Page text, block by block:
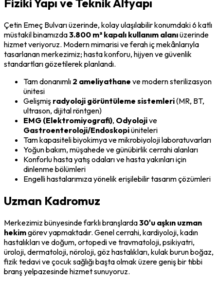
Çetin Emeç Bulvarı üzerinde, kolay ulaşılabilir konumdaki 6 katlı
müstakil binamızda3.800 m² kapalı kullanım alanıüzerinde
hizmet veriyoruz. Modern mimarisi ve ferah iç mekânlarıyla
tasarlanan merkezimiz; hasta konforu, hijyen ve güvenlik
standartları gözetilerek planlandı.
Tam donanımlı 2 ameliyathane ve modern sterilizasyon
ünitesi
Gelişmiş radyoloji görüntüleme sistemleri(MR, BT,
ultrason, dijital röntgen)
EMG (Elektromiyografi), Odyolojive
Gastroenteroloji/Endoskopiüniteleri
Tam kapasiteli biyokimya ve mikrobiyoloji laboratuvarları
Yoğun bakım, müşahede ve günübirlik cerrahi alanları
Konforlu hasta yatış odaları ve hasta yakınları için
dinlenme bölümleri
Engelli hastalarımıza yönelik erişilebilir tasarım çözümleri
Uzman Kadromuz
Merkezimiz bünyesinde farklı branşlarda30'u aşkın uzman
hekimgörev yapmaktadır. Genel cerrahi, kardiyoloji, kadın
hastalıkları ve doğum, ortopedi ve travmatoloji, psikiyatri,
üroloji, dermatoloji, nöroloji, göz hastalıkları, kulak burun boğaz,
fizik tedavi ve çocuk sağlığı başta olmak üzere geniş bir tıbbi
branş yelpazesinde hizmet sunuyoruz.